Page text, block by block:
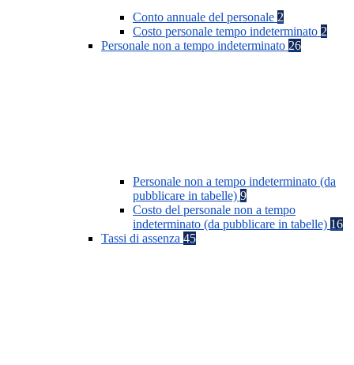
Conto annuale del personale 2
Costo personale tempo indeterminato 2
Personale non a tempo indeterminato 26
Personale non a tempo indeterminato (da
pubblicare in tabelle) 9
Costo del personale non a tempo
indeterminato (da pubblicare in tabelle) 16
Tassi di assenza 45